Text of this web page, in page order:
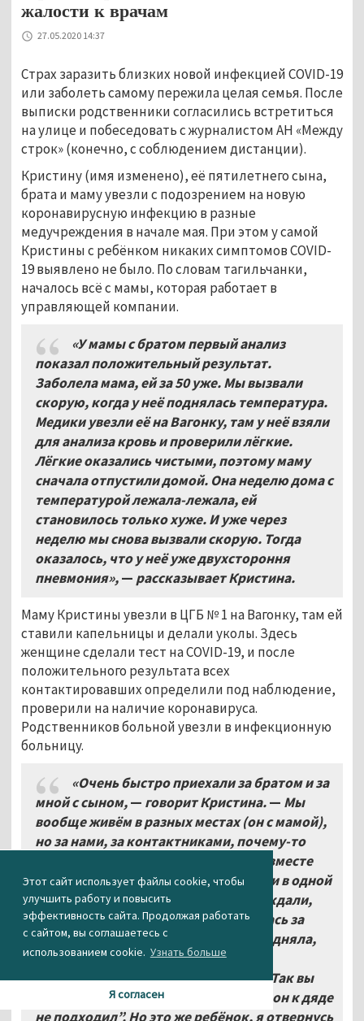
Этот сайт использует файлы cookie, чтобы
улучшить работу и повысить
эффективность сайта. Продолжая работать
с сайтом, вы соглашаетесь с
использованием cookie. Узнать больше
Я согласен
жалости к врачам
27.05.2020 14:37
Страх заразить близких новой инфекцией COVID-19
или заболеть самому пережила целая семья. После
выписки родственники согласились встретиться
на улице и побеседовать с журналистом АН «Между
строк» (конечно, с соблюдением дистанции).
Кристину (имя изменено), её пятилетнего сына,
брата и маму увезли с подозрением на новую
коронавирусную инфекцию в разные
медучреждения в начале мая. При этом у самой
Кристины с ребёнком никаких симптомов COVID-
19 выявлено не было. По словам тагильчанки,
началось всё с мамы, которая работает в
управляющей компании.
«У мамы с братом первый анализ
показал положительный результат.
Заболела мама, ей за 50 уже. Мы вызвали
скорую, когда у неё поднялась температура.
Медики увезли её на Вагонку, там у неё взяли
для анализа кровь и проверили лёгкие.
Лёгкие оказались чистыми, поэтому маму
сначала отпустили домой. Она неделю дома с
температурой лежала-лежала, ей
становилось только хуже. И уже через
неделю мы снова вызвали скорую. Тогда
оказалось, что у неё уже двухстороння
пневмония»,— рассказывает Кристина.
Маму Кристины увезли в ЦГБ № 1 на Вагонку, там ей
ставили капельницы и делали уколы. Здесь
женщине сделали тест на COVID-19, и после
положительного результата всех
контактировавших определили под наблюдение,
проверили на наличие коронавируса.
Родственников больной увезли в инфекционную
больницу.
«Очень быстро приехали за братом и за
мной с сыном,— говорит Кристина.— Мы
вообще живём в разных местах (он с мамой),
но за нами, за контактниками, почему-то
приехала одна скорая. Сначала нас вместе
увезли, а потом ещё два дня держали в одной
палате в инфекционной больнице, ждали,
пока анализы придут. Я очень боялась за
здоровье своего сына, кипиш там подняла,
потому что даже обычная вирусная
пневмония заразная. Мне сказали: “Так вы
держите ребёнка возле себя, чтобы он к дяде
не подходил”. Но это же ребёнок, я отвернусь